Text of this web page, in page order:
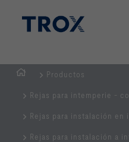
PRINCIPAL
Productos
Rejas para intemperie -
Rejas para instalación en
Rejas para instalación a